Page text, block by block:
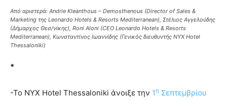
Από αριστερά: Andrie Kleanthous – Demosthenous (Director of Sales &
Marketing της Leonardo Hotels & Resorts Mediterranean), Στέλιος Αγγελούδης
(Δήμαρχος Θεσ/νίκης), Roni Aloni (CEO Leonardo Hotels & Resorts
Mediterranean), Κωνσταντίνος Ιωαννίδης (Γενικός διευθυντής NYX Hotel
Thessaloniki)
*
-To NYX Hotel Thessaloniki άνοιξε την 1η Σεπτεμβρίου